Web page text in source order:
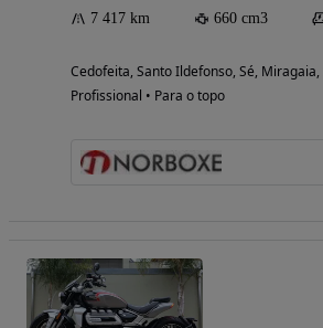
7 417 km 660 cm3
Cedofeita, Santo Ildefonso, Sé,
Profissional • Para o topo